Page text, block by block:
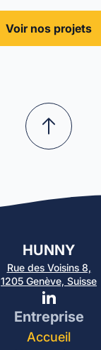
Voir nos projets
HUNNY
Rue des Voisins 8,
1205 Genève, Suisse
Entreprise
Accueil